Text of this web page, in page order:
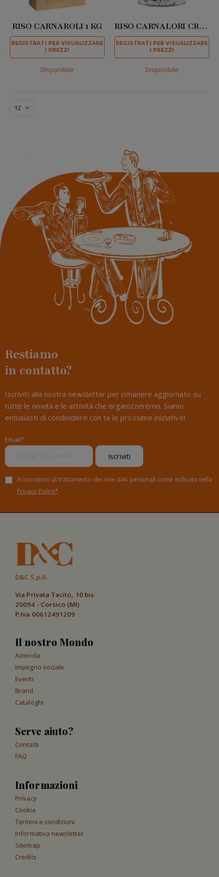
RISO CARNAROLI 1 KG
REGISTRATI PER VISUALIZZARE
I PREZZI
Disponibile
RISO CARNALORI CRU 750 GR
REGISTRATI PER VISUALIZZARE
I PREZZI
Disponibile
Restiamo
in contatto?
Iscriviti alla nostra newsletter per rimanere aggiornato su
tutte le novità e le attività che organizzeremo. Siamo
entusiasti di condividere con te le prossime iniziative!
Email*
Iscriviti
Acconsento al trattamento dei miei dati personali come indicato nella
Privacy Policy*
D&C S.p.A.
Via Privata Tacito, 10 bis
20094 - Corsico (MI)
P.Iva 00612491209
Il nostro Mondo
Azienda
Impegno sociale
Eventi
Brand
Cataloghi
Serve aiuto?
Contatti
FAQ
Informazioni
Privacy
Cookie
Termini e condizioni
Informativa newsletter
Sitemap
Credits